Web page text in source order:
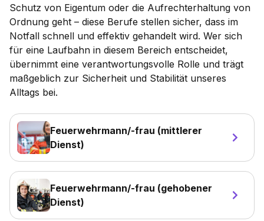
Schutz von Eigentum oder die Aufrechterhaltung von
Ordnung geht – diese Berufe stellen sicher, dass im
Notfall schnell und effektiv gehandelt wird. Wer sich
für eine Laufbahn in diesem Bereich entscheidet,
übernimmt eine verantwortungsvolle Rolle und trägt
maßgeblich zur Sicherheit und Stabilität unseres
Alltags bei.
Feuerwehrmann/-frau (mittlerer
Dienst)
Feuerwehrmann/-frau (gehobener
Dienst)